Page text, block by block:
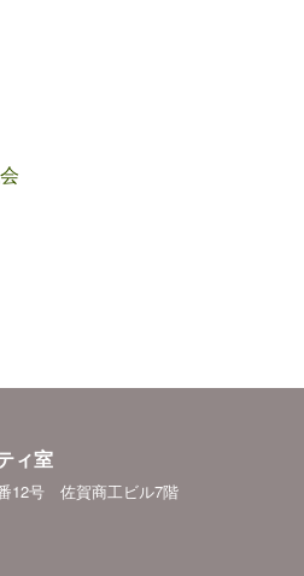
ィ室
12号 佐賀商工ビル7階